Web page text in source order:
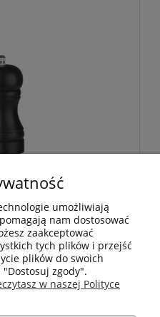
HENDI,
| Hendi
Hendi
umożliwiają
nam dostosować
zaakceptować
tych plików i przejść
plików do swoich
zgody".
w naszej Polityce